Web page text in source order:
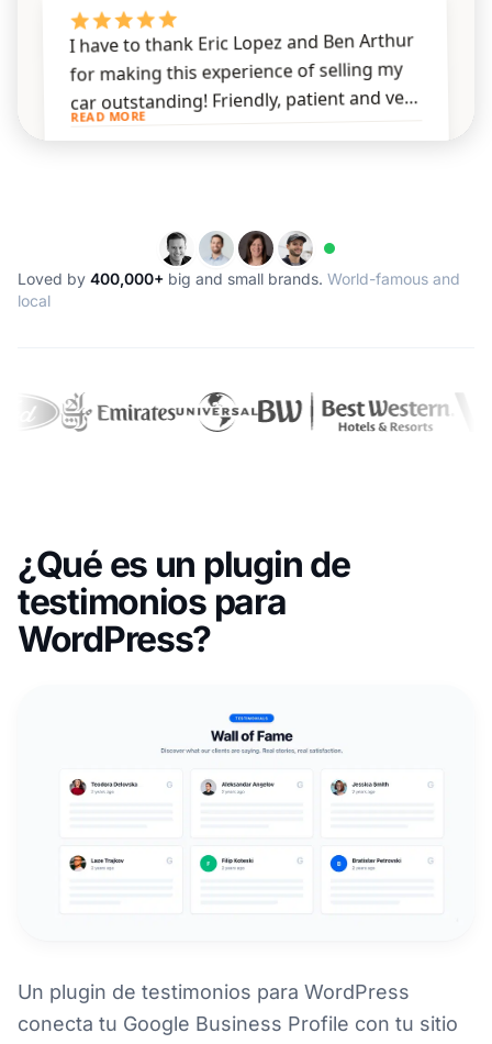
Loved by 400,000+ big and small brands. World-famous and
local
¿Qué es un plugin de
testimonios para
WordPress?
Un plugin de testimonios para WordPress
conecta tu Google Business Profile con tu sitio